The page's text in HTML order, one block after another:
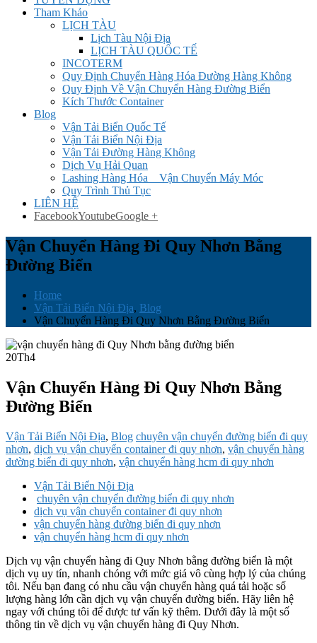
Tham Khảo
LỊCH TÀU
Lịch Tàu Nội Địa
LỊCH TÀU QUỐC TẾ
INCOTERM
Quy Định Chuyển Hàng Hóa Đường Hàng Không
Quy Định Về Vận Chuyển Hàng Đường Biển
Kích Thước Container
Blog
Vận Tải Biển Quốc Tế
Vận Tải Biển Nội Địa
Vận Tải Đường Hàng Không
Dịch Vụ Hải Quan
Lashing Hàng Hóa _ Vận Chuyển Máy Móc
Quy Trình Thủ Tục
LIÊN HỆ
FacebookYoutubeGoogle +
Vận Chuyển Hàng Đi Quy Nhơn Bằng
Đường Biển
Home
Vận Tải Biển Nội Địa, Blog
Vận Chuyển Hàng Đi Quy Nhơn Bằng Đường Biển
20Th4
Vận Chuyển Hàng Đi Quy Nhơn Bằng
Đường Biển
Vận Tải Biển Nội Địa, Blog chuyên vận chuyển đường biển đi quy
nhơn, dịch vụ vận chuyển container đi quy nhơn, vận chuyển hàng
đường biển đi quy nhơn, vận chuyển hàng hcm đi quy nhơn
Vận Tải Biển Nội Địa
chuyên vận chuyển đường biển đi quy nhơn
dịch vụ vận chuyển container đi quy nhơn
vận chuyển hàng đường biển đi quy nhơn
vận chuyển hàng hcm đi quy nhơn
Dịch vụ vận chuyển hàng đi Quy Nhơn bằng đường biển là một
dịch vụ uy tín, nhanh chóng với mức giá vô cùng hợp lý của chúng
tôi. Nếu bạn đang có nhu cầu vận chuyển hàng quá tải hoặc số
lượng hàng lớn cần dịch vụ vận chuyển đường biển. Hãy liên hệ
ngay với chúng tôi để được tư vấn kỹ thêm. Dưới đây là một số
thông tin về dịch vụ vận chuyển hàng đi Quy Nhơn.